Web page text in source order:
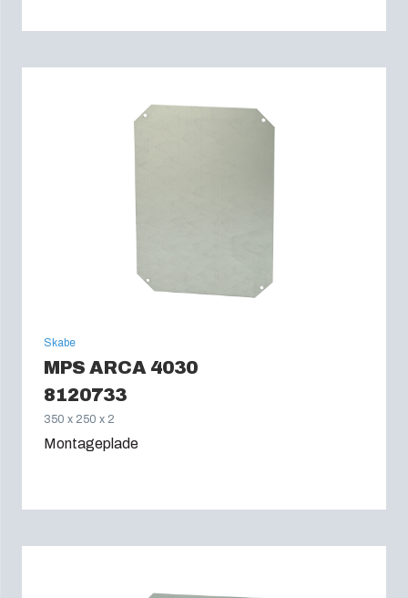
Skabe
MPS ARCA 4030
8120733
350 x 250 x 2
Montageplade